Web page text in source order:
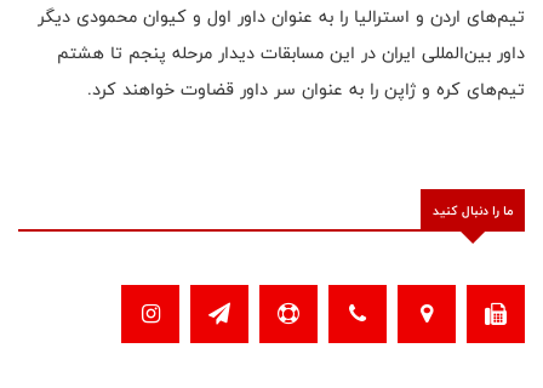
تیم‌های اردن و استرالیا را به عنوان داور اول و کیوان محمودی دیگر
داور بین‌المللی ایران در این مسابقات دیدار مرحله پنجم تا هشتم
تیم‌های کره و ژاپن را به عنوان سر داور قضاوت خواهند کرد.
ما را دنبال کنید